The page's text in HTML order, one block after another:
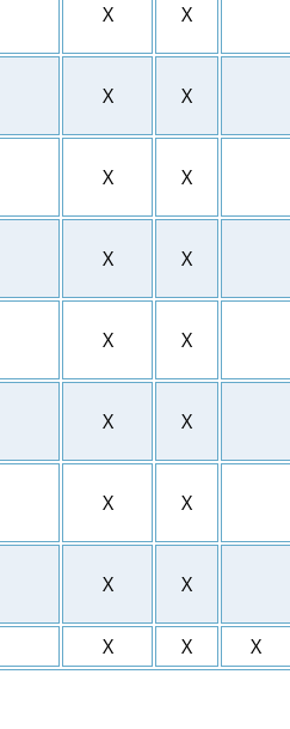
X X
X X
X X
X X
X X
X X
X X
X X
X X X